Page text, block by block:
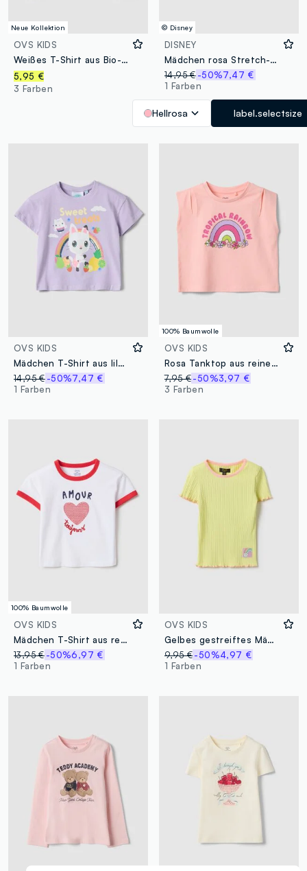
Neue Kollektion
OVS KIDS
Weißes T-Shirt aus Bio-Baumwolle mit Herz-Print für Mädchen, Regular Fit
5,95 €
3 Farben
© Disney
DISNEY
Mädchen rosa Stretch-Baumwolle Regular Fit T-Shirt mit Print
14,95 € -50%7,47 €
1 Farben
Hellrosa label.selectsize
OVS KIDS
Mädchen T-Shirt aus lila Stretchbaumwolle mit regulärer Passform
14,95 €-50%7,47 €
1 Farben
100% Baumwolle
OVS KIDS
Rosa Tanktop aus reiner Baumwolle mit Regenbogen-Print
7,95 €-50%3,97 €
3 Farben
100% Baumwolle
OVS KIDS
Mädchen T-Shirt aus reinem Baumwolle, multicolor, mit Druck, regular fit
13,95 €-50%6,97 €
1 Farben
OVS KIDS
Gelbes gestreiftes Mädchen T-Shirt aus Baumwolle, regular fit mit Applikation
9,95 €-50%4,97 €
1 Farben